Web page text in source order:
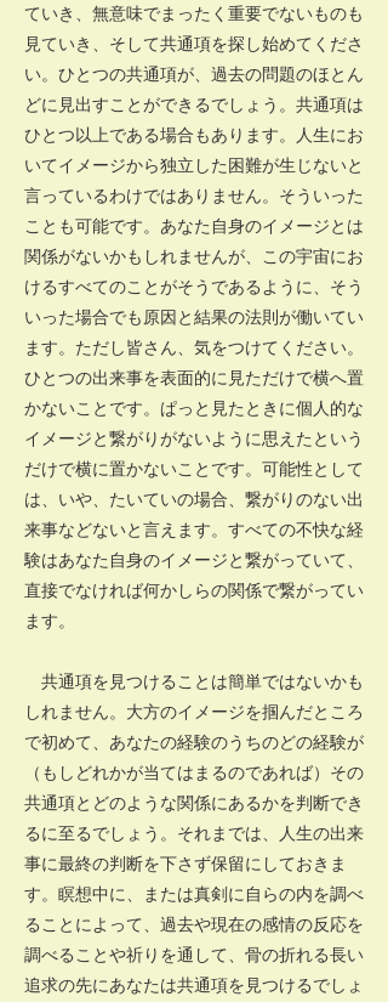
ていき、無意味でまったく重要でないものも
見ていき、そして共通項を探し始めてくださ
い。ひとつの共通項が、過去の問題のほとん
どに見出すことができるでしょう。共通項は
ひとつ以上である場合もあります。人生にお
いてイメージから独立した困難が生じないと
言っているわけではありません。そういった
ことも可能です。あなた自身のイメージとは
関係がないかもしれませんが、この宇宙にお
けるすべてのことがそうであるように、そう
いった場合でも原因と結果の法則が働いてい
ます。ただし皆さん、気をつけてください。
ひとつの出来事を表面的に見ただけで横へ置
かないことです。ぱっと見たときに個人的な
イメージと繋がりがないように思えたという
だけで横に置かないことです。可能性として
は、いや、たいていの場合、繋がりのない出
来事などないと言えます。すべての不快な経
験はあなた自身のイメージと繋がっていて、
直接でなければ何かしらの関係で繋がってい
ます。
共通項を見つけることは簡単ではないかも
しれません。大方のイメージを掴んだところ
で初めて、あなたの経験のうちのどの経験が
（もしどれかが当てはまるのであれば）その
共通項とどのような関係にあるかを判断でき
るに至るでしょう。それまでは、人生の出来
事に最終の判断を下さず保留にしておきま
す。瞑想中に、または真剣に自らの内を調べ
ることによって、過去や現在の感情の反応を
調べることや祈りを通して、骨の折れる長い
追求の先にあなたは共通項を見つけるでしょ